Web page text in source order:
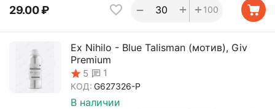
29.00₽ + 100
+
−
Ex Nihilo - Blue Talisman (мотив), Giv
Premium
5 1
КОД: G627326-P
В наличии